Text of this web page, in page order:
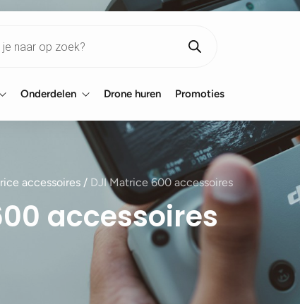
Onderdelen Drone huren Promoties
accessoires / DJI Matrice 600 accessoires
accessoires